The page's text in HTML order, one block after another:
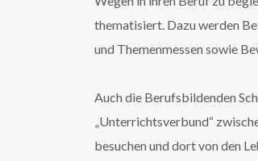
thematisiert. Dazu werden
und Themenmessen sowie
Auch die Berufsbildenden
„Unterrichtsverbund“
besuchen und dort von den